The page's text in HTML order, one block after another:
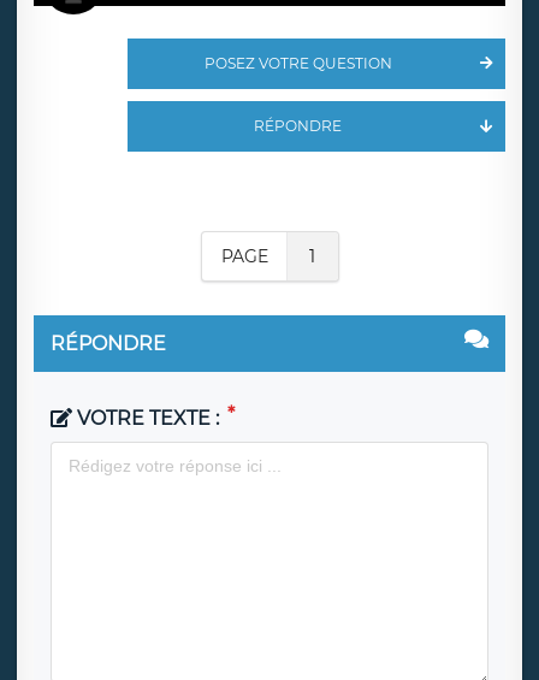
POSEZ VOTRE QUESTION
RÉPONDRE
PAGE 1
RÉPONDRE
VOTRE TEXTE :